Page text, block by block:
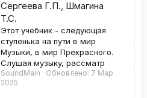
Сергеева Г.П., Шмагина
Т.С.
Этот учебник - следующая
ступенька на пути в мир
Музыки, в мир Прекрасного.
Слушая музыку, рассматр
SoundMain Обновлено: 7 Мар
2025